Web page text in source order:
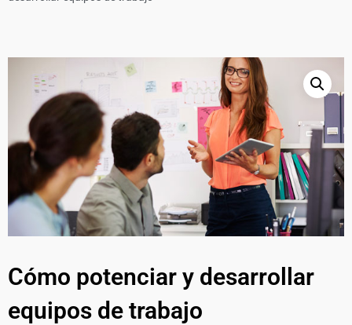
Cómo potenciar y desarrollar
equipos de trabajo